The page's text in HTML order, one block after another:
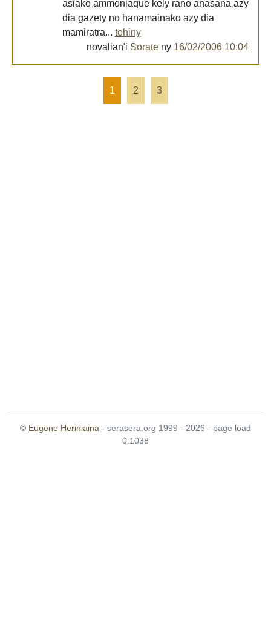
asiako ammoniaque kely rano anasana azy
dia gazety no hanamainako azy dia
mamiratra... tohiny
novalian'i Sorate ny 16/02/2006 10:04
1 2 3
© Eugene Heriniaina - serasera.org 1999 - 2026 - page load
0.1038